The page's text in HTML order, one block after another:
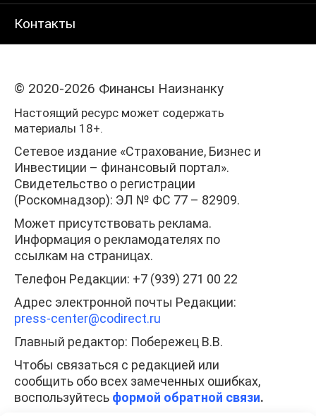
Контакты
© 2020-2026 Финансы Наизнанку
Настоящий ресурс может содержать
материалы 18+.
Сетевое издание «Страхование, Бизнес и
Инвестиции – финансовый портал».
Свидетельство о регистрации
(Роскомнадзор): ЭЛ № ФС 77 – 82909.
Может присутствовать реклама.
Информация о рекламодателях по
ссылкам на страницах.
Телефон Редакции: +7 (939) 271 00 22
Адрес электронной почты Редакции:
press-center@codirect.ru
Главный редактор: Побережец В.В.
Чтобы связаться с редакцией или
сообщить обо всех замеченных ошибках,
воспользуйтесь формой обратной связи.